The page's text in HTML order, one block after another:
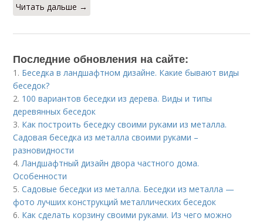
Читать дальше →
Последние обновления на сайте:
1. Беседка в ландшафтном дизайне. Какие бывают виды
беседок?
2. 100 вариантов беседки из дерева. Виды и типы
деревянных беседок
3. Как построить беседку своими руками из металла.
Садовая беседка из металла своими руками –
разновидности
4. Ландшафтный дизайн двора частного дома.
Особенности
5.Садовые беседки из металла. Беседки из металла —
фото лучших конструкций металлических беседок
6. Как сделать корзину своими руками. Из чего можно